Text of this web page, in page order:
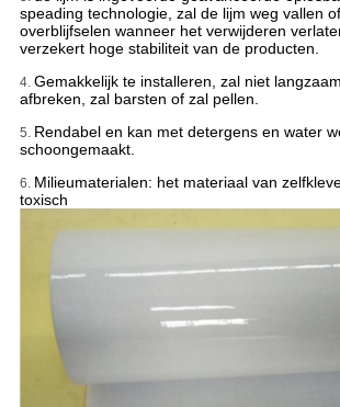
speading technologie, zal de lijm weg vallen
overblijfselen wanneer het verwijderen
verzekert hoge stabiliteit van de producten.
4. Gemakkelijk te installeren, zal niet
afbreken, zal barsten of zal pellen.
5. Rendabel en kan met detergens en water
schoongemaakt.
6. Milieumaterialen: het materiaal van
toxisch